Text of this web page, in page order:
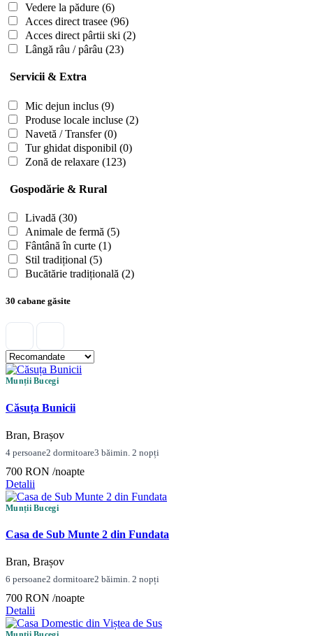
Vedere la pădure (6)
Acces direct trasee (96)
Acces direct pârtii ski (2)
Lângă râu / pârâu (23)
Servicii & Extra
Mic dejun inclus (9)
Produse locale incluse (2)
Navetă / Transfer(0)
Tur ghidat disponibil (0)
Zonă de relaxare (123)
Gospodărie & Rural
Livadă (30)
Animale de fermă (5)
Fântână în curte (1)
Stil tradițional (5)
Bucătărie tradițională (2)
30 cabane găsite
Munții Bucegi
Căsuța Bunicii
Bran, Brașov
4 persoane2 dormitoare3 băimin. 2 nopți
700 RON /noapte
Detalii
Munții Bucegi
Casa de Sub Munte 2 din Fundata
Bran, Brașov
6 persoane2 dormitoare2 băimin. 2 nopți
700 RON /noapte
Detalii